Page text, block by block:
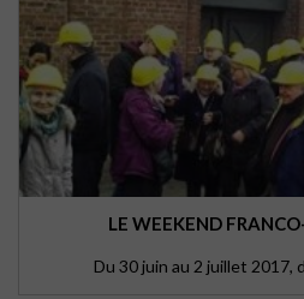
LE WEEKEND
Du 30 juin au 2 juillet 2017,